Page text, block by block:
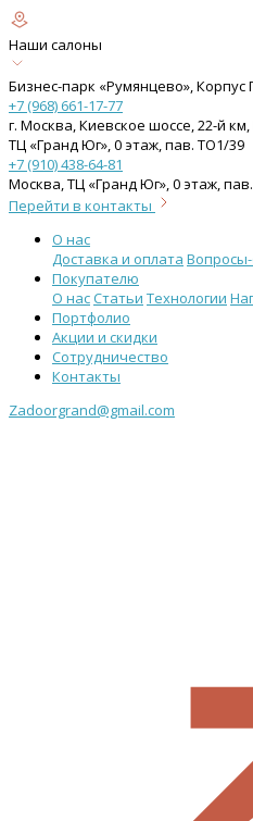
Наши салоны
Бизнес-парк «Румянцево», Корпус
+7 (968) 661-17-77
г. Москва, Киевское шоссе, 22-й
ТЦ «Гранд Юг», 0 этаж, пав. ТО1/39
+7 (910) 438-64-81
Москва, ТЦ «Гранд Юг», 0 этаж,
Перейти в контакты
О нас
Доставка и оплата
Покупателю
О насСтатьи Технологии
Портфолио
Акции и скидки
Сотрудничество
Контакты
Zadoorgrand@gmail.com